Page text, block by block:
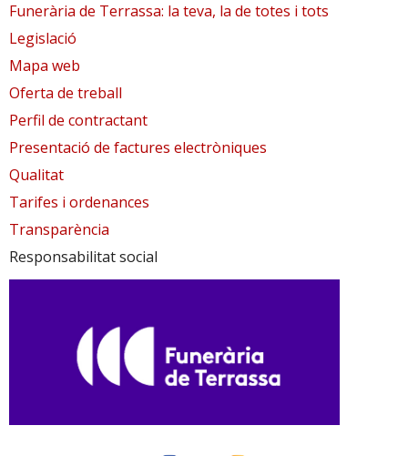
Funerària de Terrassa: la teva, la de totes i tots
Legislació
Mapa web
Oferta de treball
Perfil de contractant
Presentació de factures electròniques
Qualitat
Tarifes i ordenances
Transparència
Responsabilitat social